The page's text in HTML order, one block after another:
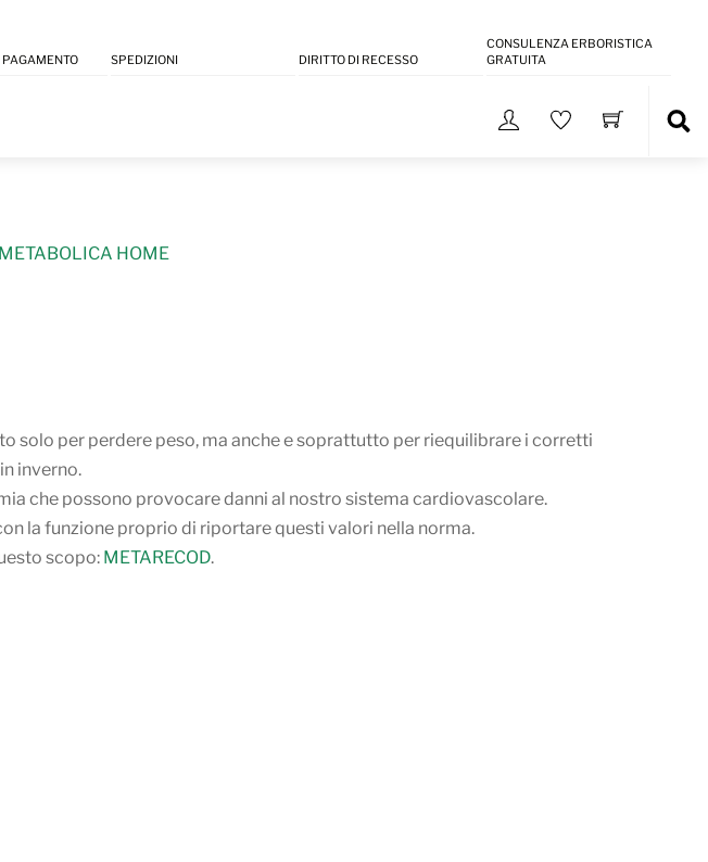
SPEDIZIONI DIRITTO DI RECESSO
CONSULENZA ERBORISTICA
GRATUITA
solo per perdere peso, ma anche e soprattutto per riequilibrare i corretti
inverno.
che possono provocare danni al nostro sistema cardiovascolare.
la funzione proprio di riportare questi valori nella norma.
scopo: METARECOD.